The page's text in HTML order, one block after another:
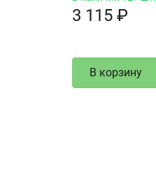
3 115 ₽
В корзину